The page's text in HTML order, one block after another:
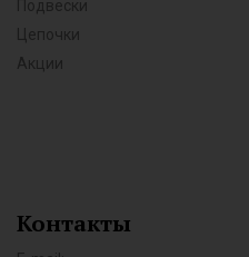
Подвески
Цепочки
Акции
Контакты